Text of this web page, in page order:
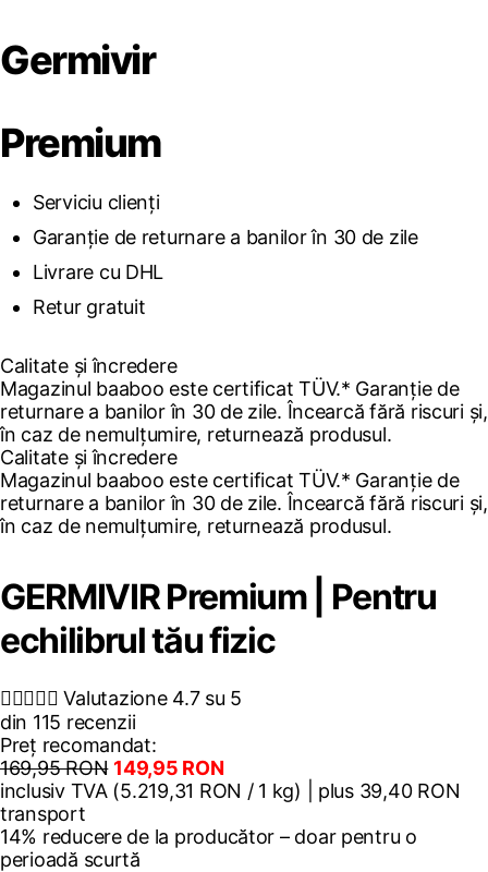
Germivir
Premium
Serviciu clienți
Garanție de returnare a banilor în 30 de zile
Livrare cu DHL
Retur gratuit
Calitate și încredere
Magazinul baaboo este certificat TÜV.* Garanție de
returnare a banilor în 30 de zile. Încearcă fără riscuri și,
în caz de nemulțumire, returnează produsul.
Calitate și încredere
Magazinul baaboo este certificat TÜV.* Garanție de
returnare a banilor în 30 de zile. Încearcă fără riscuri și,
în caz de nemulțumire, returnează produsul.
GERMIVIR Premium | Pentru
echilibrul tău fizic
 Valutazione 4.7 su 5
din 115 recenzii
Preț recomandat:
169,95 RON 149,95 RON
inclusiv TVA (5.219,31 RON / 1 kg) | plus 39,40 RON
transport
14% reducere de la producător – doar pentru o
perioadă scurtă